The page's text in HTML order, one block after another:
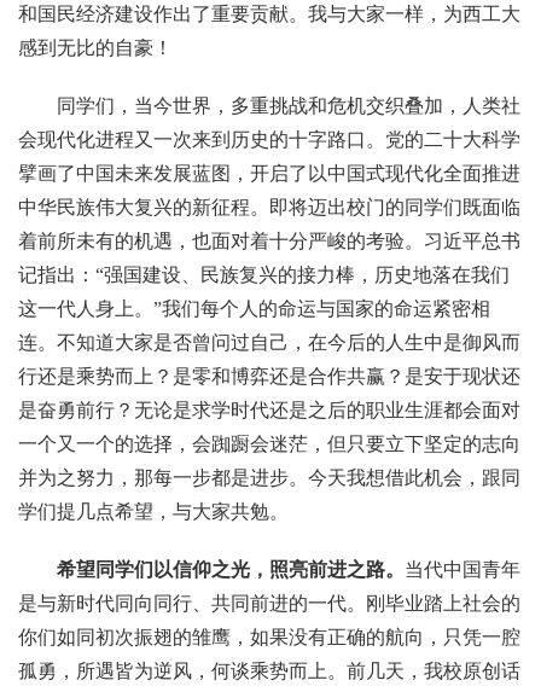
和国民经济建设作出了重要贡献。我与大家一样，为西工大
感到无比的自豪！
同学们，当今世界，多重挑战和危机交织叠加，人类社
会现代化进程又一次来到历史的十字路口。党的二十大科学
擘画了中国未来发展蓝图，开启了以中国式现代化全面推进
中华民族伟大复兴的新征程。即将迈出校门的同学们既面临
着前所未有的机遇，也面对着十分严峻的考验。习近平总书
记指出：“强国建设、民族复兴的接力棒，历史地落在我们
这一代人身上。”我们每个人的命运与国家的命运紧密相
连。不知道大家是否曾问过自己，在今后的人生中是御风而
行还是乘势而上？是零和博弈还是合作共赢？是安于现状还
是奋勇前行？无论是求学时代还是之后的职业生涯都会面对
一个又一个的选择，会踟蹰会迷茫，但只要立下坚定的志向
并为之努力，那每一步都是进步。今天我想借此机会，跟同
学们提几点希望，与大家共勉。
希望同学们以信仰之光，照亮前进之路。 当代中国青年
是与新时代同向同行、共同前进的一代。刚毕业踏上社会的
你们如同初次振翅的雏鹰，如果没有正确的航向，只凭一腔
孤勇，所遇皆为逆风，何谈乘势而上。前几天，我校原创话